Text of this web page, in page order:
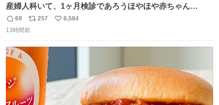
産婦人科いて、1ヶ月検診であろうほやほや赤ちゃん👩‍🍼
と推定2,3歳の女の子👧🏻をワンオペで連れてるママがいる
のだけども 女の子ずっとママの側から離れない…⁉️ 手を繋
たいにﾄﾃﾄﾃついてってるし逃走しないし脱走しないし逃げ
ないし走ら文字数
返
信
69
リ
ポ
ト
数
257
い
6,584
13時間前